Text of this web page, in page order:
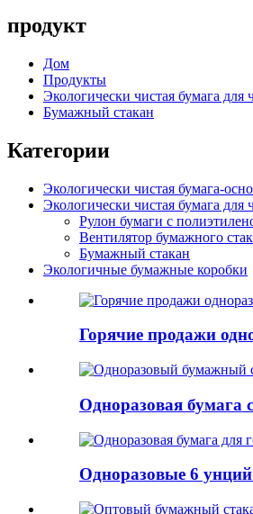
продукт
Дом
Продукты
Экологически чистая бумага для
Бумажный стакан
Категории
Экологически чистая бумага-
Экологически чистая бумага для
Рулон бумаги с
Вентилятор бумажного
Бумажный стакан
Экологичные бумажные коробки
Горячие продажи
Одноразовая бумага
Одноразовые 6